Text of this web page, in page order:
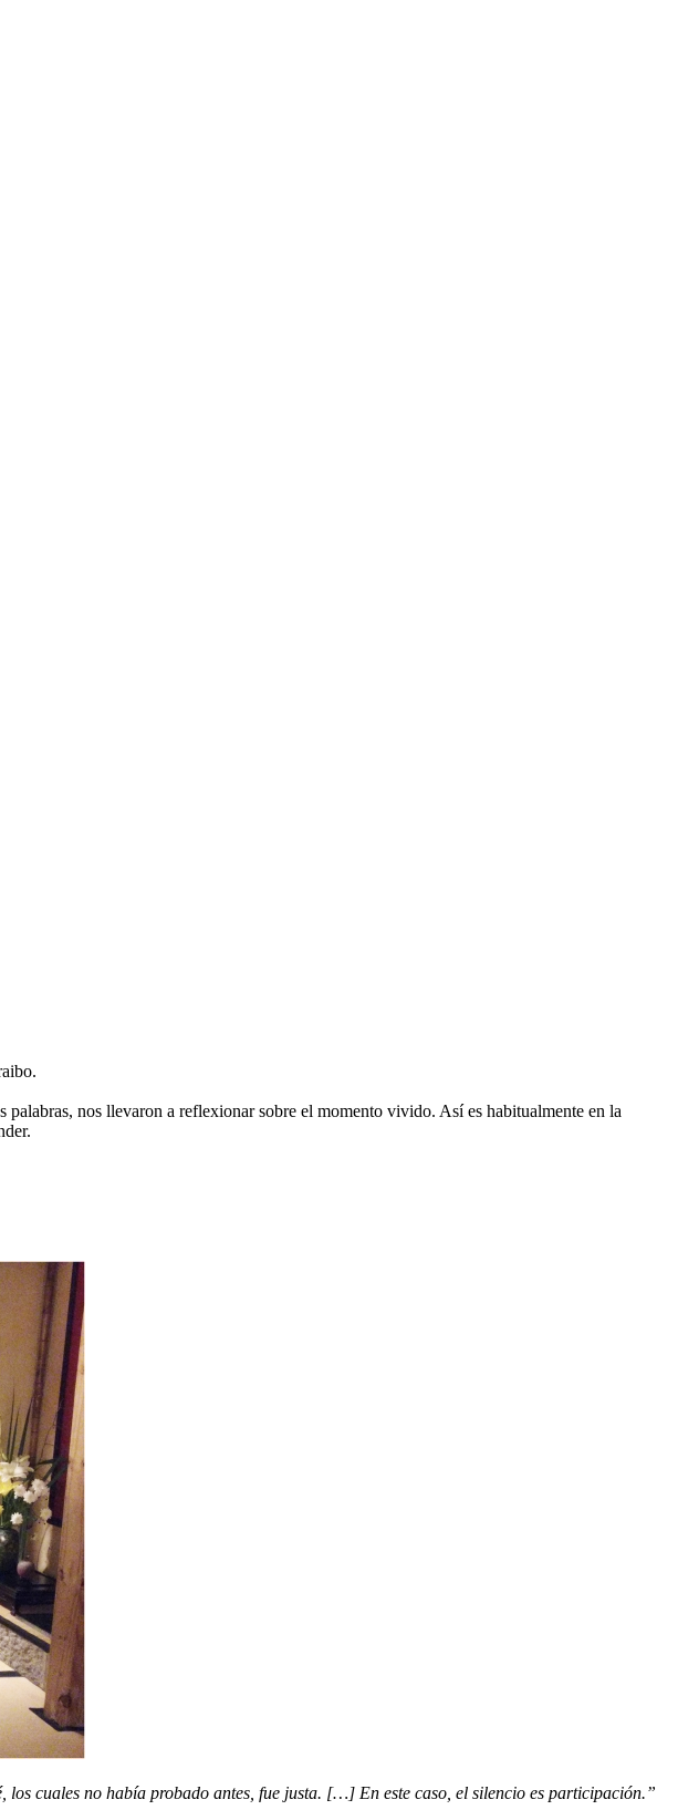
nos llevaron a reflexionar sobre el momento vivido. Así es habitualmente en la
cuales no había probado antes, fue justa. […] En este caso, el silencio es participación.”